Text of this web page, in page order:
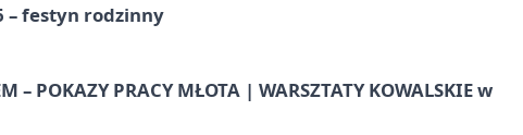
– festyn rodzinny
– POKAZY PRACY MŁOTA | WARSZTATY KOWALSKIE w